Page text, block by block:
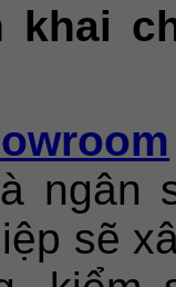
khai
ngân
sẽ